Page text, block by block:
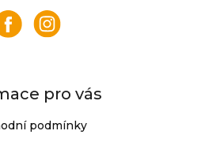
pro vás
podmínky